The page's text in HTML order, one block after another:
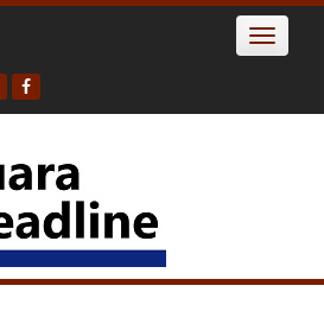
Toggle